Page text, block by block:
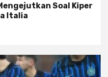
Soal Kiper
Italia